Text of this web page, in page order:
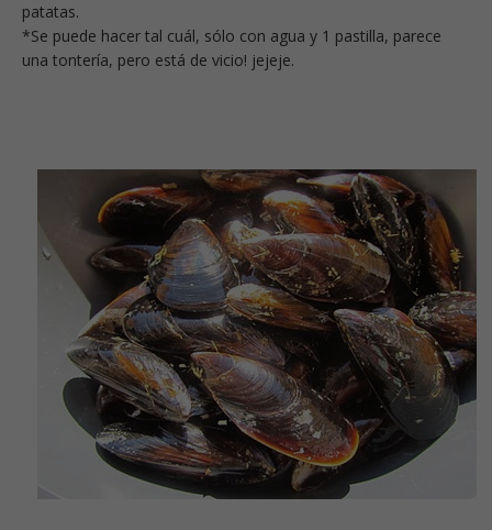
patatas.
*Se puede hacer tal cuál, sólo con agua y 1 pastilla, parece
una tontería, pero está de vicio! jejeje.